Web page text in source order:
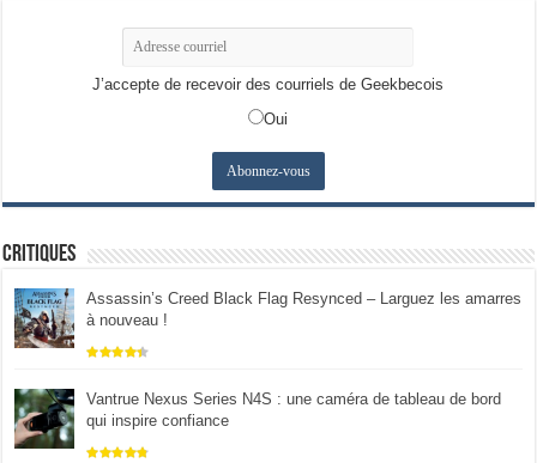
J’accepte de recevoir des courriels de Geekbecois
Oui
Critiques
Assassin’s Creed Black Flag Resynced – Larguez les amarres
à nouveau !
Vantrue Nexus Series N4S : une caméra de tableau de bord
qui inspire confiance